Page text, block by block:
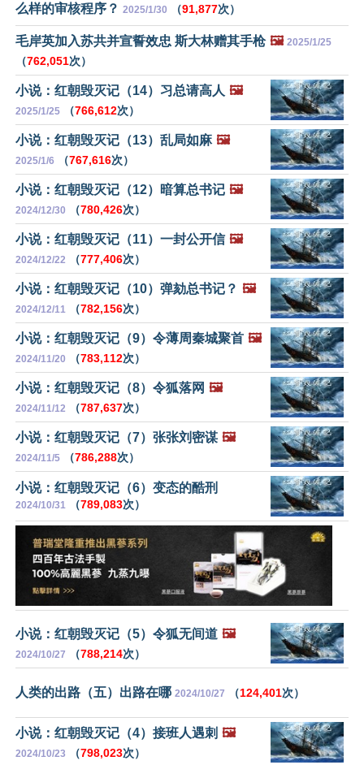
么样的审核程序？ 2025/1/30 （91,877次）
毛岸英加入苏共并宣誓效忠 斯大林赠其手枪 🖼️ 2025/1/25
（762,051次）
小说：红朝毁灭记（14）习总请高人 🖼️
2025/1/25 （766,612次）
小说：红朝毁灭记（13）乱局如麻 🖼️
2025/1/6 （767,616次）
小说：红朝毁灭记（12）暗算总书记 🖼️
2024/12/30 （780,426次）
小说：红朝毁灭记（11）一封公开信 🖼️
2024/12/22 （777,406次）
小说：红朝毁灭记（10）弹劾总书记？ 🖼️
2024/12/11 （782,156次）
小说：红朝毁灭记（9）令薄周秦城聚首 🖼️
2024/11/20 （783,112次）
小说：红朝毁灭记（8）令狐落网 🖼️
2024/11/12 （787,637次）
小说：红朝毁灭记（7）张张刘密谋 🖼️
2024/11/5 （786,288次）
小说：红朝毁灭记（6）变态的酷刑
2024/10/31 （789,083次）
小说：红朝毁灭记（5）令狐无间道 🖼️
2024/10/27 （788,214次）
人类的出路（五）出路在哪 2024/10/27 （124,401次）
小说：红朝毁灭记（4）接班人遇刺 🖼️
2024/10/23 （798,023次）